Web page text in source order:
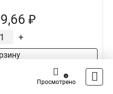
₽
+
Просмотрено
0